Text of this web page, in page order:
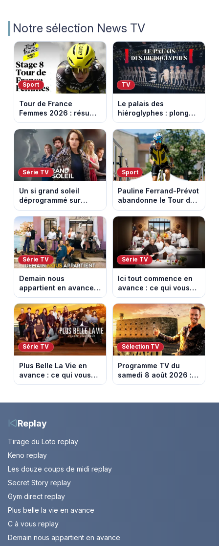
Notre sélection News TV
Sport
Tour de France
Femmes 2026 : résumé
vidéo de la 9e étape
entre Sisteron et Nice
TV
Le palais des
hiéroglyphes : plongez
dans la tombe
égyptienne qui fascine
les archéologues
Série TV
Un si grand soleil
déprogrammé sur
France 3 : cinq
épisodes inédits
diffusés le 13 août
Sport
Pauline Ferrand-Prévot
abandonne le Tour de
France Femmes avant
la 8e étape
Série TV
Demain nous
appartient en avance :
ce qui vous attend la
semaine du 10 au 14
août 2026 (spoiler)
Série TV
Ici tout commence en
avance : ce qui vous
attend la semaine du
10 au 14 août 2026
(spoiler)
Série TV
Plus Belle La Vie en
avance : ce qui vous
attend la semaine du
(spoiler)
Sélection TV
Programme TV du
samedi 8 août 2026 :
notre sélection pour
Replay
Tirage du Loto replay
Keno replay
Les douze coups de midi replay
Secret Story replay
Gym direct replay
Plus belle la vie en avance
C à vous replay
Demain nous appartient en avance